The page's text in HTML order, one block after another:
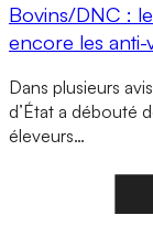
Bovins/DNC :
encore les anti-
Dans plusieurs
d’État a débouté
éleveurs…